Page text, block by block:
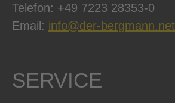
Telefon: +49 7223 28353-0
Email: info@der-bergmann.net
SERVICE